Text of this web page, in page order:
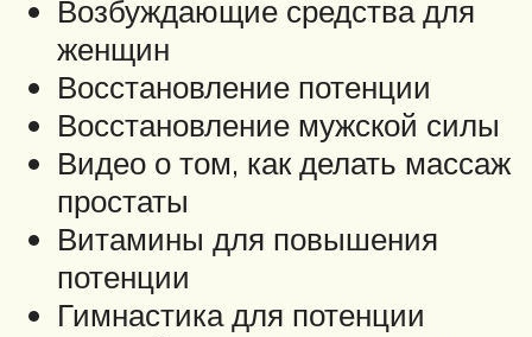
Возбуждающие средства для
женщин
Восстановление потенции
Восстановление мужской силы
Видео о том, как делать массаж
простаты
Витамины для повышения
потенции
Гимнастика для потенции